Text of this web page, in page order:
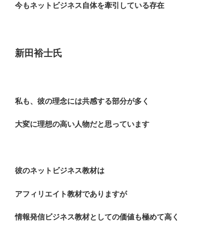
今もネットビジネス自体を牽引している存在
新田裕士氏
私も、彼の理念には共感する部分が多く
大変に理想の高い人物だと思っています
彼のネットビジネス教材は
アフィリエイト教材でありますが
情報発信ビジネス教材としての価値も極めて高く